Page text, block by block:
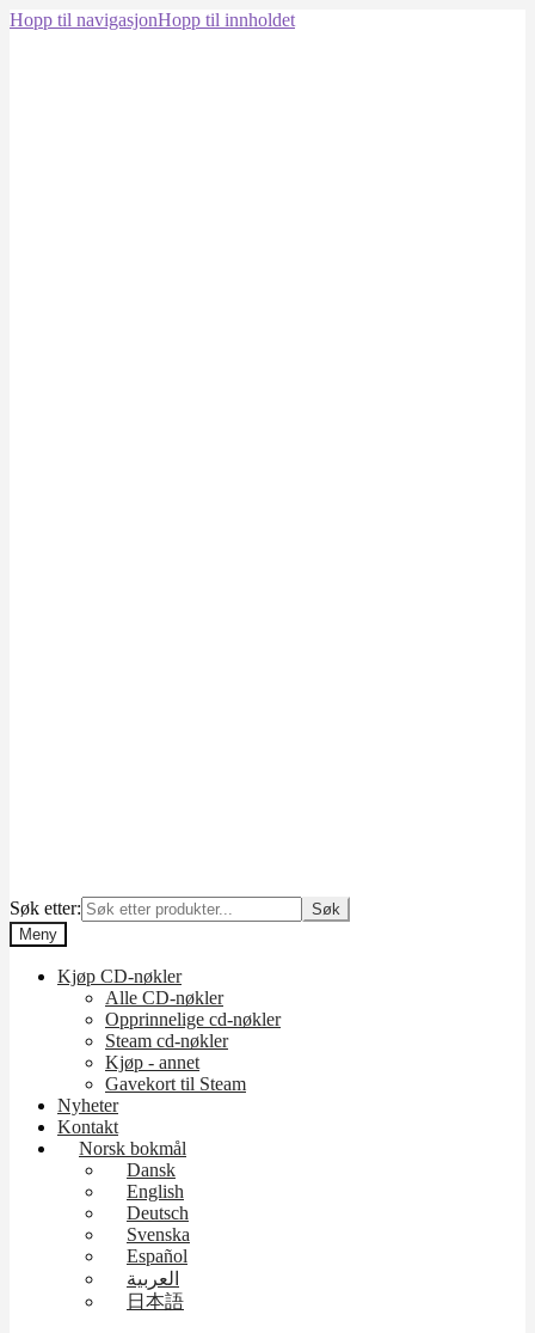
Hopp til navigasjonHopp til innholdet
Søk etter:
Søk
Meny
Kjøp CD-nøkler
Alle CD-nøkler
Opprinnelige cd-nøkler
Steam cd-nøkler
Kjøp - annet
Gavekort til Steam
Nyheter
Kontakt
Norsk bokmål
Dansk
English
Deutsch
Svenska
Español
العربية
日本語